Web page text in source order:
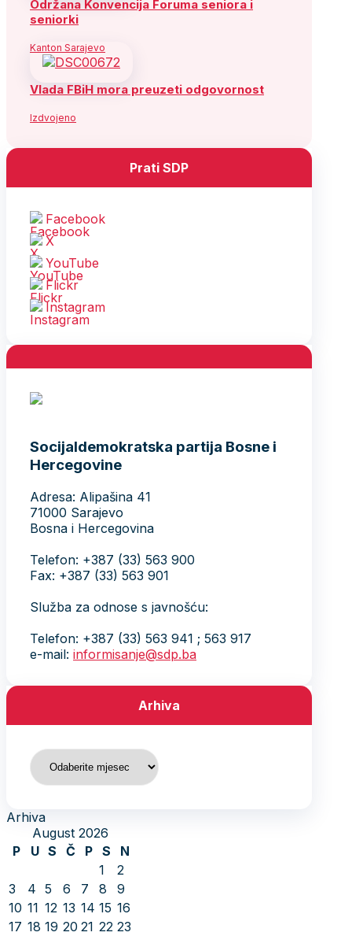
Održana Konvencija Foruma seniora i
seniorki
Kanton Sarajevo
Vlada FBiH mora preuzeti odgovornost
Izdvojeno
Prati SDP
Facebook
X
YouTube
Flickr
Instagram
Socijaldemokratska partija Bosne i
Hercegovine
Adresa: Alipašina 41
71000 Sarajevo
Bosna i Hercegovina
Telefon: +387 (33) 563 900
Fax: +387 (33) 563 901
Služba za odnose s javnošću:
Telefon: +387 (33) 563 941 ; 563 917
e-mail: informisanje@sdp.ba
Arhiva
Arhiva
Arhiva
August 2026
P
U S Č P S
N
1
2
3
4 5 6 7 8
9
10 11 12 13 14 15 16
17 18 19 20 21 22 23